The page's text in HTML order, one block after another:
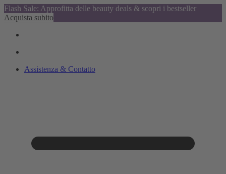
Flash Sale: Approfitta delle beauty deals & scopri i bestseller
Acquista subito
Assistenza & Contatto